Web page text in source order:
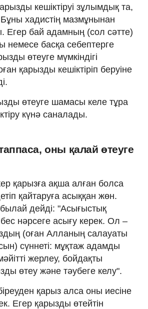
кешіктіруі зұлымдық та,
хадистің мазмұнынан
Егер бай адамның (сол сәтте)
немесе басқа себептерге
өтеуге мүмкіндігі
қарызды кешіктіріп беруіне
өтеуге шамасы келе тұра
күнә саналады.
оны қалай өтеуге
қарызға ақша алған болса
қайтаруға асыққан жөн.
дейді: "Асығыстық
нәрсеге асығу керек. Ол –
(оған Алланың салауаты
сүннеті: мұқтаж адамды
жерлеу, бойдақты
өтеу және тәубеге келу".
қарыз алса оны иесіне
Егер қарызды өтейтін